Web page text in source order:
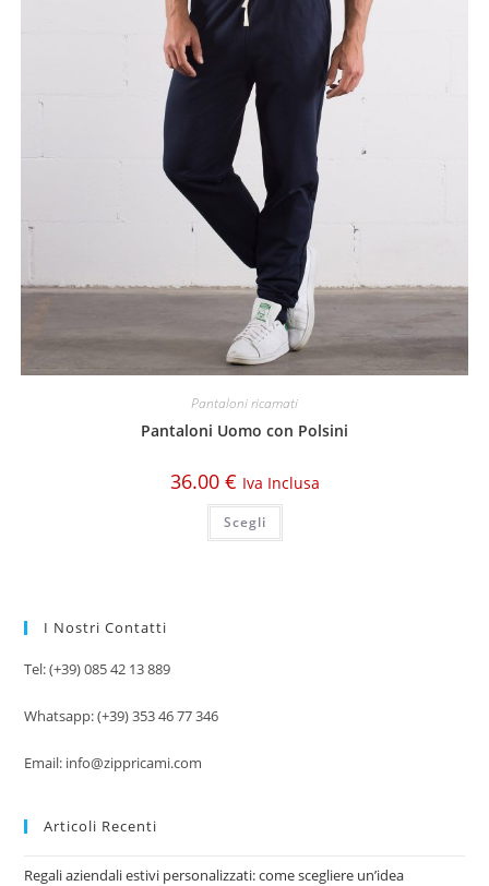
Pantaloni ricamati
Pantaloni Uomo con Polsini
36.00 € Iva Inclusa
Scegli
I Nostri Contatti
Tel: (+39) 085 42 13 889
Whatsapp: (+39) 353 46 77 346
Email: info@zippricami.com
Articoli Recenti
Regali aziendali estivi personalizzati: come scegliere un’idea